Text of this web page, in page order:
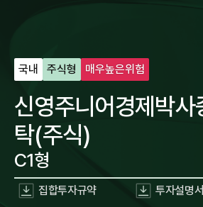
국내 주식형 매우높은위험
신영주니어경제박사
탁(주식)
C1형
집합투자규약
투자설명서